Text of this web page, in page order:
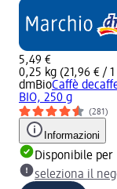
5,49 €
0,25 kg (21,96 € /
dmBioCaffè
BIO, 250 g
(281)
Informazioni
Disponibile per
seleziona il